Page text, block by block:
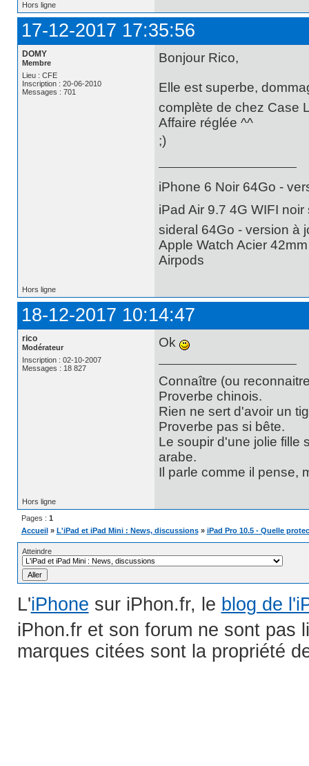
Hors ligne
17-12-2017 17:35:56
DOMY
Membre
Lieu : CFE
Inscription : 20-06-2010
Messages : 701
Bonjour Rico,
Elle est superbe,
complète de chez Case
Affaire réglée ^^
;)
iPhone 6 Noir 64Go -
iPad Air 9.7 4G WIFI
sideral 64Go - version à
Apple Watch Acier
Airpods
Hors ligne
18-12-2017 10:14:47
rico
Modérateur
Inscription : 02-10-2007
Messages : 18 827
Ok
Connaître (ou
Proverbe chinois.
Rien ne sert d'avoir un
Proverbe pas si bête.
Le soupir d'une jolie fille
arabe.
Il parle comme il pense,
Hors ligne
Pages : 1
Accueil » L'iPad et iPad Mini : News, discussions » iPad Pro 10.5 - Quelle
Atteindre
L'iPhone sur iPhon.fr, le blog de
iPhon.fr et son forum ne sont pas
marques citées sont la propriété